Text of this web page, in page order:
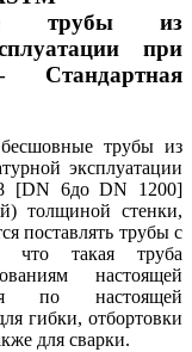
трубы из
при
трубы из
эксплуатации
[DN 6до DN 1200]
толщиной стенки,
поставлять трубы с
что такая труба
настоящей
по настоящей
гибки, отбортовки
для сварки.